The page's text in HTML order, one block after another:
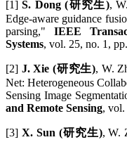
[1]S. Dong (研究生),
Edge-aware guidance
parsing,"IEEE
Systems, vol. 25, no. 1,
[2] J. Xie (研究生), W.
Net: Heterogeneous
Sensing Image
and Remote Sensing, vol.
[3] X. Sun (研究生), W.